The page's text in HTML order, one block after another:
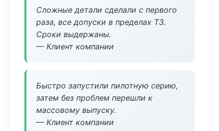
Сложные детали сделали с первого
раза, все допуски в пределах ТЗ.
Сроки выдержаны.
— Клиент компании
Быстро запустили пилотную серию,
затем без проблем перешли к
массовому выпуску.
— Клиент компании